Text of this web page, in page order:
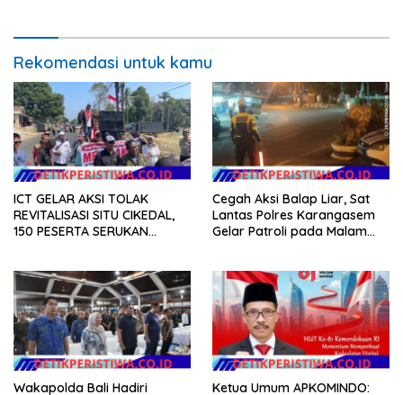
Rekomendasi untuk kamu
ICT GELAR AKSI TOLAK
REVITALISASI SITU CIKEDAL,
150 PESERTA SERUKAN
Cegah Aksi Balap Liar, Sat
Lantas Polres Karangasem
Gelar Patroli pada Malam
Wakapolda Bali Hadiri
Ketua Umum APKOMINDO: